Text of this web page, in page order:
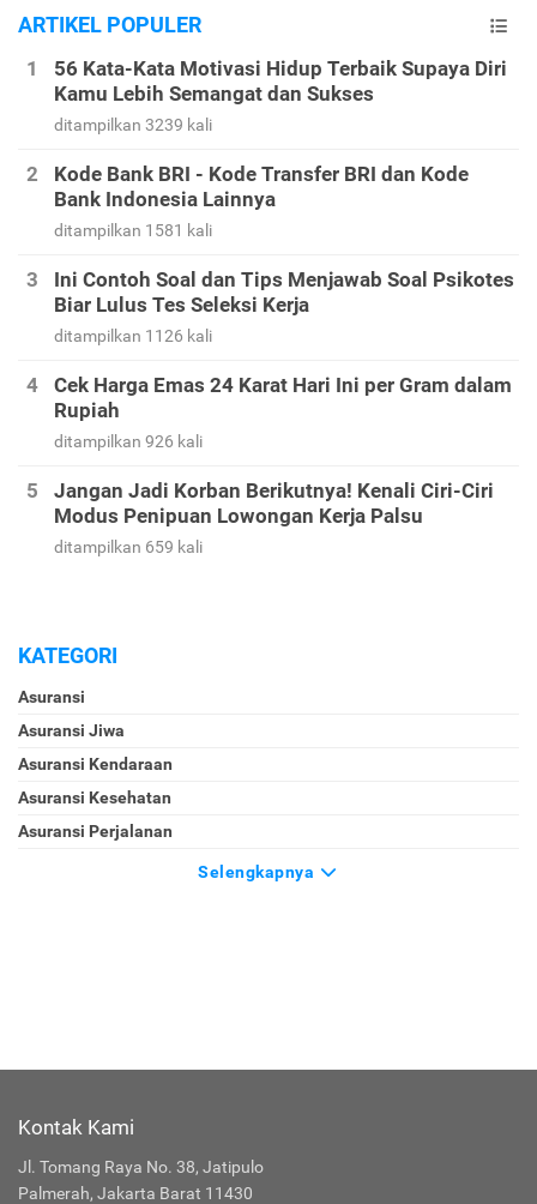
ARTIKEL POPULER
56 Kata-Kata Motivasi Hidup Terbaik Supaya Diri
Kamu Lebih Semangat dan Sukses
ditampilkan 3239 kali
Kode Bank BRI - Kode Transfer BRI dan Kode
Bank Indonesia Lainnya
ditampilkan 1581 kali
Ini Contoh Soal dan Tips Menjawab Soal Psikotes
Biar Lulus Tes Seleksi Kerja
ditampilkan 1126 kali
Cek Harga Emas 24 Karat Hari Ini per Gram dalam
Rupiah
ditampilkan 926 kali
Jangan Jadi Korban Berikutnya! Kenali Ciri-Ciri
Modus Penipuan Lowongan Kerja Palsu
ditampilkan 659 kali
KATEGORI
Asuransi
Asuransi Jiwa
Asuransi Kendaraan
Asuransi Kesehatan
Asuransi Perjalanan
Selengkapnya
Kontak Kami
Jl. Tomang Raya No. 38, Jatipulo
Palmerah, Jakarta Barat 11430